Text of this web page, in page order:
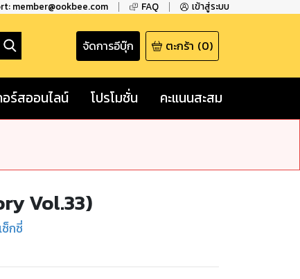
member@ookbee.com FAQ เข้าสู่ระบบ
จัดการอีบุ๊ก ตะกร้า (0)
ร์สออนไลน์ โปรโมชั่น คะแนนสะสม
Vol.33)
กซี่